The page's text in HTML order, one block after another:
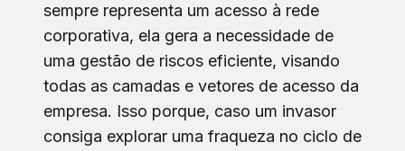
sempre representa um acesso à rede
corporativa, ela gera a necessidade de
uma gestão de riscos eficiente, visando
todas as camadas e vetores de acesso da
empresa. Isso porque, caso um invasor
consiga explorar uma fraqueza no ciclo de